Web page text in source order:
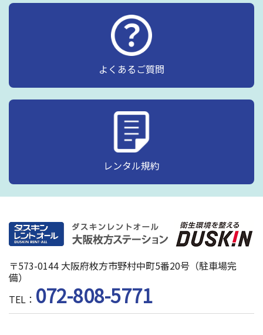
よくあるご質問
レンタル規約
〒573-0144 大阪府枚方市野村中町5番20号（駐車場完
備）
TEL： 072-808-5771